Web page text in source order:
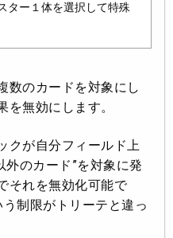
ター１体を選択して特殊
数のカードを対象にし
を無効にします。
クが自分フィールド上
のカード”を対象に発
それを無効化可能で
制限がトリーテと違っ